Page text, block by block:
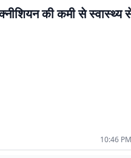
की कमी से स्वास्थ्य
10:46